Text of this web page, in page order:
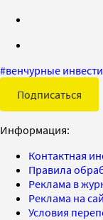
#венчурные
Подписаться
Информация:
Контактная
Правила
Реклама в
Реклама на
Условия